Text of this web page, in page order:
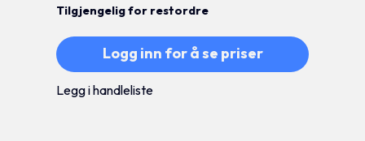
Tilgjengelig for restordre
Logg inn for å se priser
Legg i handleliste